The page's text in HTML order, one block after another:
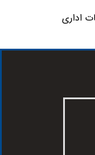
اداری